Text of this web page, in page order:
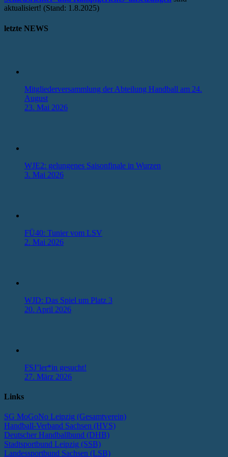
aktualisiert! (Stand: 1.8.2025)
letzte NEWS
Mitgliederversammlung der Abteilung Handball am 24.
August
23. Mai 2026
WJE2: gelungenes Saisonfinale in Wurzen
3. Mai 2026
FÜ40: Tunier vom LSV
2. Mai 2026
WJD: Das Spiel um Platz 3
20. April 2026
FSJ’ler*in gesucht!
27. März 2026
Links
SG MoGoNo Leipzig (Gesamtverein)
Handball-Verband Sachsen (HVS)
Deutscher Handballbund (DHB)
Stadtsportbund Leipzig (SSB)
Landessportbund Sachsen (LSB)